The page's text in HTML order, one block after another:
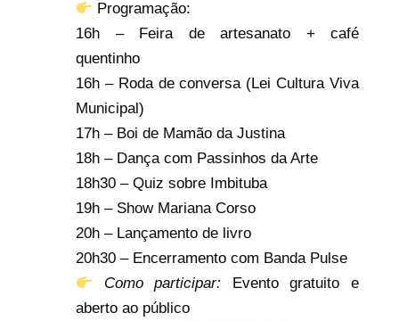
Programação:
16h – Feira de artesanato + café
quentinho
16h – Roda de conversa (Lei Cultura Viva
Municipal)
17h – Boi de Mamão da Justina
18h – Dança com Passinhos da Arte
18h30 – Quiz sobre Imbituba
19h – Show Mariana Corso
20h – Lançamento de livro
20h30 – Encerramento com Banda Pulse
Como participar: Evento gratuito e
aberto ao público